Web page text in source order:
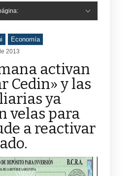
Economía
2013
activan
Cedin» y las
ya
velas para
a reactivar